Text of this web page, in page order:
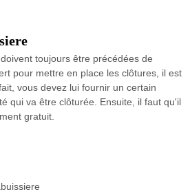
toujours être précédées de
pour mettre en place les clôtures, il est
vous devez lui fournir un certain
qui va être clôturée. Ensuite, il faut qu'il
gratuit.